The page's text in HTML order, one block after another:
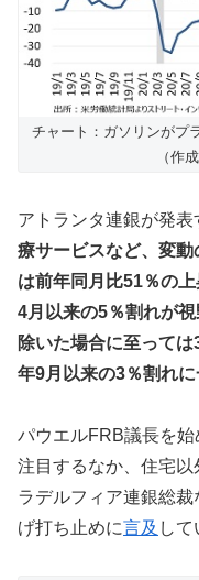
チャート：ガソリンがプ
（作
アトランタ連銀が発表
療サービスなど、変動
は前年同月比51％の
4月以来の5％割れが視
除いた場合に至って
年9月以来の3％割れ
パウエルFRB議長を
注目するなか、住宅
ラデルフィア連銀総
げ打ち止めに言及 して